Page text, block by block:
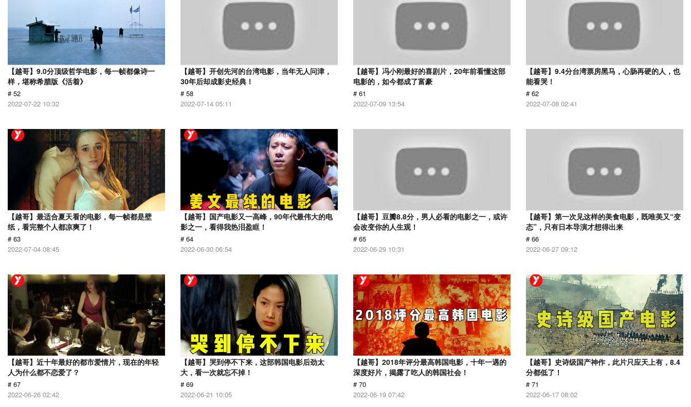
【越哥】9.0分顶级哲学电影，每一帧都像诗一
样，堪称希腊版《活着》
# 52
2022-07-22 10:32
【越哥】开创先河的台湾电影，当年无人问津，
30年后却成影史经典！
# 58
2022-07-14 05:11
【越哥】冯小刚最好的喜剧片，20年前看懂这部
电影的，如今都成了富豪
# 61
2022-07-09 13:54
【越哥】9.4分台湾票房黑马，心肠再硬的人，也
能看哭！
# 62
2022-07-08 02:41
【越哥】最适合夏天看的电影，每一帧都是壁
纸，看完整个人都凉爽了！
# 63
2022-07-04 08:45
【越哥】国产电影又一高峰，90年代最伟大的电
影之一，看得我热泪盈眶！
# 64
2022-06-30 06:54
【越哥】豆瓣8.8分，男人必看的电影之一，或许
会改变你的人生观！
# 65
2022-06-29 10:31
【越哥】第一次见这样的美食电影，既唯美又“变
态”，只有日本导演才想得出来
# 66
2022-06-27 09:12
【越哥】近十年最好的都市爱情片，现在的年轻
人为什么都不恋爱了？
# 67
2022-06-26 02:42
【越哥】哭到停不下来，这部韩国电影后劲太
大，看一次就忘不掉！
# 69
2022-06-21 10:05
【越哥】2018年评分最高韩国电影，十年一遇的
深度好片，揭露了吃人的韩国社会！
# 70
2022-06-19 07:42
【越哥】史诗级国产神作，此片只应天上有，8.4
分都低了！
# 71
2022-06-17 08:02